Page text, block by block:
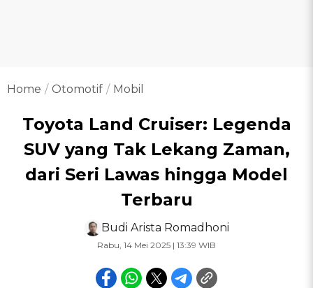
Home Otomotif Mobil
Toyota Land Cruiser: Legenda
SUV yang Tak Lekang Zaman,
dari Seri Lawas hingga Model
Terbaru
Budi Arista Romadhoni
Rabu, 14 Mei 2025 | 13:39 WIB